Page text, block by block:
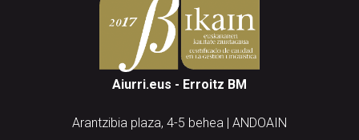
Aiurri.eus - Erroitz BM
Arantzibia plaza, 4-5 behea | ANDOAIN